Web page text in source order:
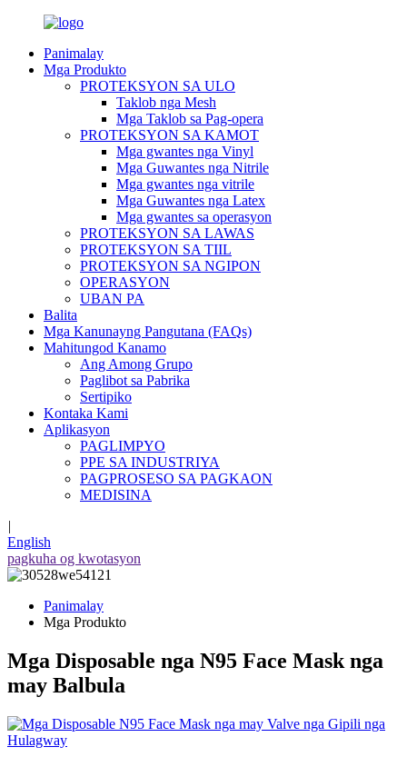
Panimalay
Mga Produkto
PROTEKSYON SA ULO
Taklob nga Mesh
Mga Taklob sa Pag-opera
PROTEKSYON SA KAMOT
Mga gwantes nga Vinyl
Mga Guwantes nga Nitrile
Mga gwantes nga vitrile
Mga Guwantes nga Latex
Mga gwantes sa operasyon
PROTEKSYON SA LAWAS
PROTEKSYON SA TIIL
PROTEKSYON SA NGIPON
OPERASYON
UBAN PA
Balita
Mga Kanunayng Pangutana (FAQs)
Mahitungod Kanamo
Ang Among Grupo
Paglibot sa Pabrika
Sertipiko
Kontaka Kami
Aplikasyon
PAGLIMPYO
PPE SA INDUSTRIYA
PAGPROSESO SA PAGKAON
MEDISINA
|
English
pagkuha og kwotasyon
Panimalay
Mga Produkto
Mga Disposable nga N95 Face Mask nga
may Balbula